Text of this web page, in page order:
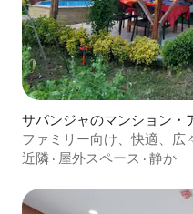
サパンジャのマンション・
ファミリー向け、快適、広
近隣 · 屋外スペース · 静か